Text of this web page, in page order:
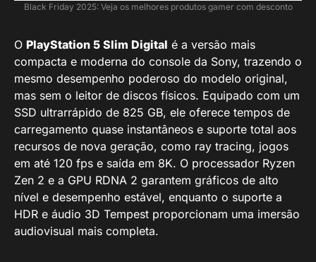
Black Friday 2025: Veja os melhores produtos gamer com desconto
O PlayStation 5 Slim Digital é a versão mais
compacta e moderna do console da Sony, trazendo o
mesmo desempenho poderoso do modelo original,
mas sem o leitor de discos físicos. Equipado com um
SSD ultrarrápido de 825 GB, ele oferece tempos de
carregamento quase instantâneos e suporte total aos
recursos de nova geração, como ray tracing, jogos
em até 120 fps e saída em 8K. O processador Ryzen
Zen 2 e a GPU RDNA 2 garantem gráficos de alto
nível e desempenho estável, enquanto o suporte a
HDR e áudio 3D Tempest proporcionam uma imersão
audiovisual mais completa.